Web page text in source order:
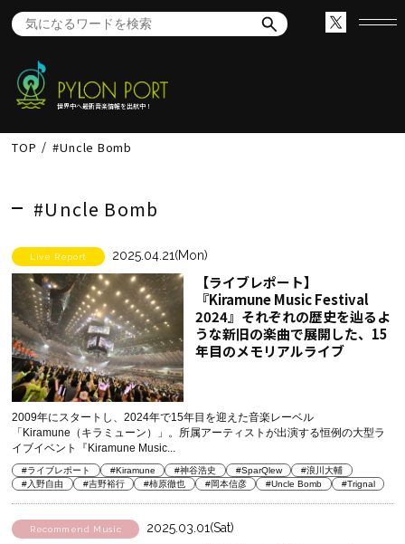
世界中へ最新音楽情報を出航中！
TOP #Uncle Bomb
#Uncle Bomb
Live Report 2025.04.21(Mon)
【ライブレポート】
『Kiramune Music Festival
2024』それぞれの歴史を辿るよ
うな新旧の楽曲で展開した、15
年目のメモリアルライブ
2009年にスタートし、2024年で15年目を迎えた音楽レーベル
「Kiramune（キラミューン）」。所属アーティストが出演する恒例の大型ラ
イブイベント『Kiramune Music...
#ライブレポート #Kiramune #神谷浩史 #SparQlew
#浪川大輔
#入野自由
#吉野裕行 #柿原徹也 #岡本信彦 #Uncle Bomb #Trignal
Recommend Music 2025.03.01(Sat)